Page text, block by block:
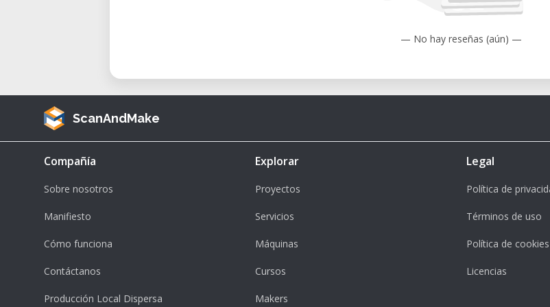
— No hay reseñas (aún) —
ScanAndMake
Compañía
Sobre nosotros
Manifiesto
Cómo funciona
Contáctanos
Producción Local Dispersa
Explorar
Proyectos
Servicios
Máquinas
Cursos
Makers
Legal
Política de
Términos de uso
Política de cookies
Licencias